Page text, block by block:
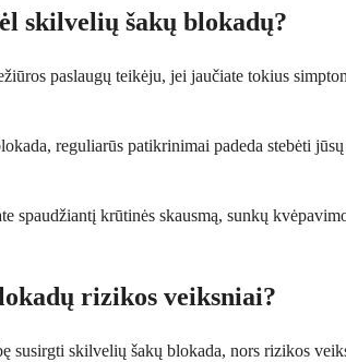
skilvelių šakų blokadų?
paslaugų teikėju, jei jaučiate tokius
reguliarūs patikrinimai padeda stebėti
spaudžiantį krūtinės skausmą, sunkų
rizikos veiksniai?
skilvelių šakų blokada, nors rizikos